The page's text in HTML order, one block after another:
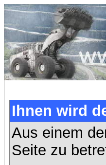
Ihnen wird
Aus einem
Seite zu